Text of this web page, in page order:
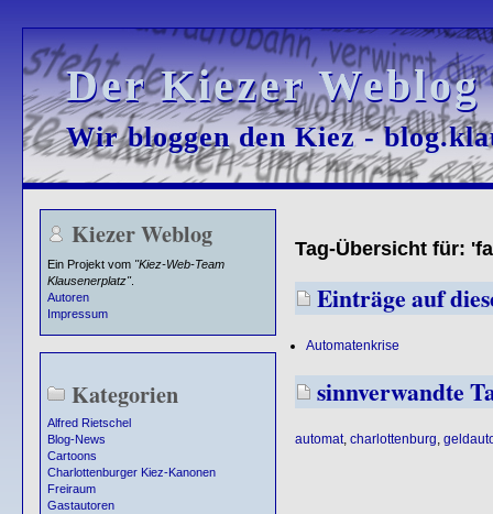
Der Kiezer
Der Kiezer
Wir bloggen den Kiez -
Wir bloggen den Kiez -
Kiezer Weblog
Ein Projekt vom "Kiez-Web-Team
Klausenerplatz".
Autoren
Impressum
Kategorien
Alfred Rietschel
Blog-News
Cartoons
Charlottenburger Kiez-Kanonen
Freiraum
Gastautoren
Tag-Übersicht für:
Einträge auf
Automatenkrise
sinnverwandte
automat, charlottenburg